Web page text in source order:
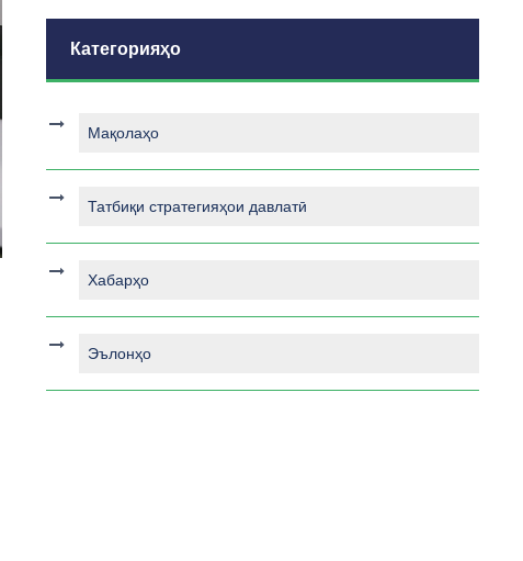
Категорияҳо
Мақолаҳо
Татбиқи стратегияҳои давлатӣ
Хабарҳо
Эълонҳо